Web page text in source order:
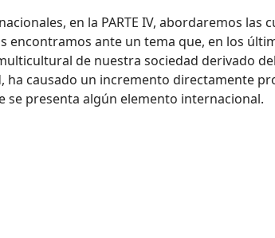
en la PARTE IV, abordaremos
encontramos ante un tema que, en los
de nuestra sociedad derivado
causado un incremento directamente
se presenta algún elemento internacional.